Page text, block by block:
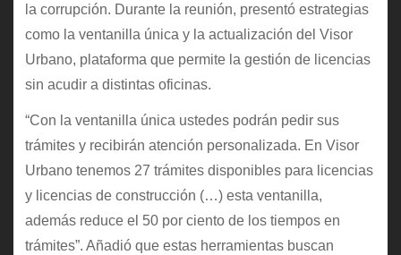
la corrupción. Durante la reunión, presentó estrategias
como la ventanilla única y la actualización del Visor
Urbano, plataforma que permite la gestión de licencias
sin acudir a distintas oficinas.
“Con la ventanilla única ustedes podrán pedir sus
trámites y recibirán atención personalizada. En Visor
Urbano tenemos 27 trámites disponibles para licencias
y licencias de construcción (…) esta ventanilla,
además reduce el 50 por ciento de los tiempos en
trámites”. Añadió que estas herramientas buscan